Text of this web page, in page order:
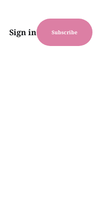
Sign in Subscribe